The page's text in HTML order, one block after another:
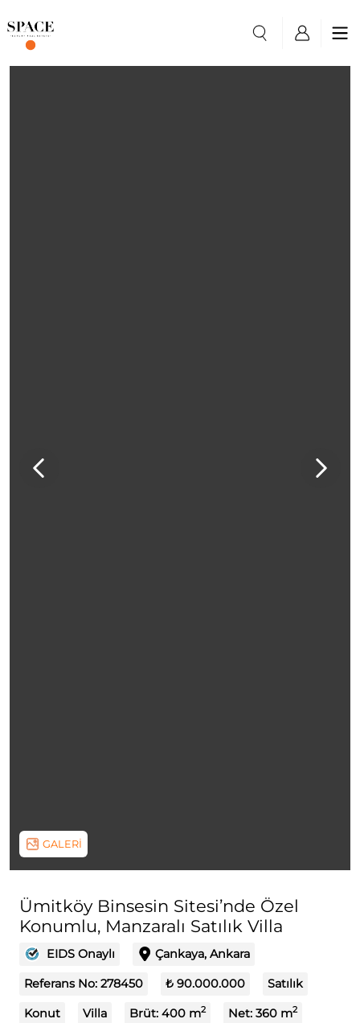
GALERİ
Ümitköy Binsesin Sitesi’nde Özel
Konumlu, Manzaralı Satılık Villa
EIDS Onaylı Çankaya, Ankara
Referans No: 278450 ₺ 90.000.000 Satılık
Konut Villa Brüt: 400 m2 Net: 360 m2